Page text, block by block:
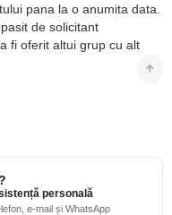
pana la o anumita data.
de solicitant
fi oferit altui grup cu alt
personală
e-mail și WhatsApp